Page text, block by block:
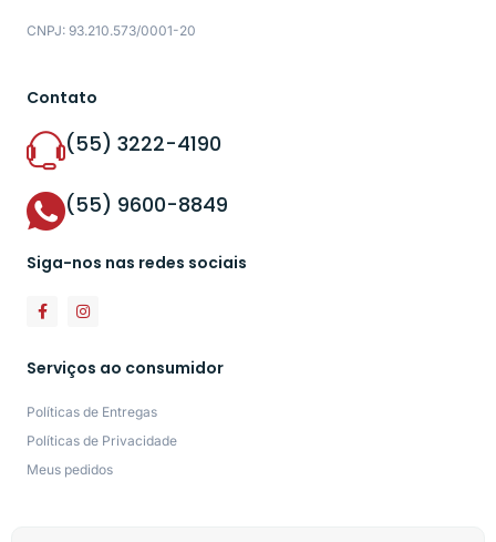
CNPJ: 93.210.573/0001-20
Contato
(55) 3222-4190
(55) 9600-8849
Siga-nos nas redes sociais
Serviços ao consumidor
Políticas de Entregas
Políticas de Privacidade
Meus pedidos